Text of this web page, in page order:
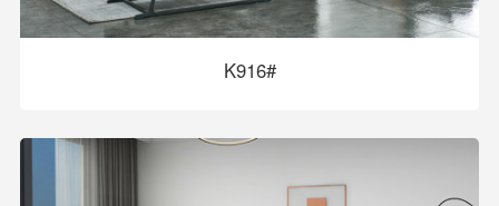
K916#